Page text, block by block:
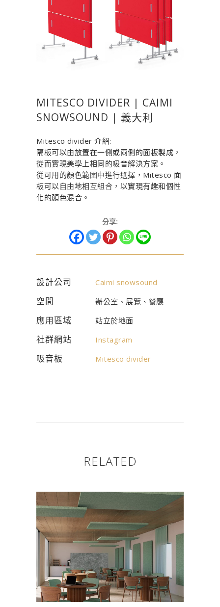
MITESCO DIVIDER | CAIMI
SNOWSOUND | 義大利
Mitesco divider 介紹:
隔板可以由放置在一側或兩側的面板製成，
從而實現美學上相同的吸音解決方案。
從可用的顏色範圍中進行選擇，Mitesco 面
板可以自由地相互組合，以實現有趣和個性
化的顏色混合。
分享:
設計公司 Caimi snowsound
空間 辦公室、展覽、餐廳
應用區域 站立於地面
社群網站 Instagram
吸音板 Mitesco divider
RELATED